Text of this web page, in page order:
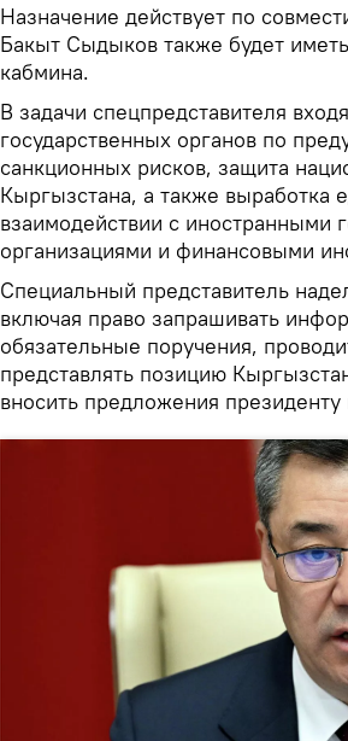
Назначение действует по
Бакыт Сыдыков также будет
кабмина.
В задачи спецпредставителя
государственных органов по
санкционных рисков, защита
Кыргызстана, а также выработка
взаимодействии с иностранными
организациями и финансовыми
Специальный представитель
включая право запрашивать
обязательные поручения,
представлять позицию
вносить предложения президенту